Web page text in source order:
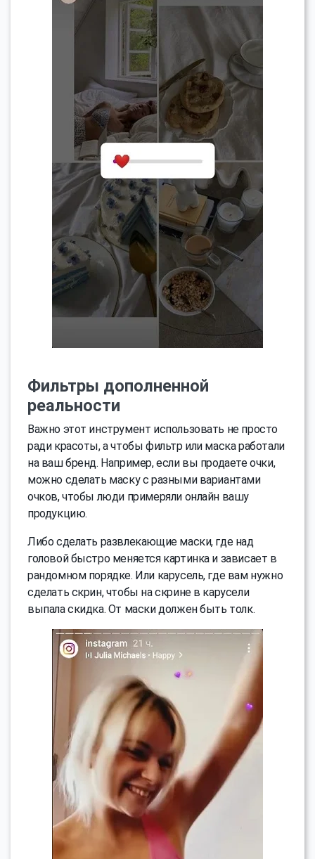
Фильтры дополненной
реальности
Важно этот инструмент использовать не просто
ради красоты, а чтобы фильтр или маска работали
на ваш бренд. Например, если вы продаете очки,
можно сделать маску с разными вариантами
очков, чтобы люди примеряли онлайн вашу
продукцию.
Либо сделать развлекающие маски, где над
головой быстро меняется картинка и зависает в
рандомном порядке. Или карусель, где вам нужно
сделать скрин, чтобы на скрине в карусели
выпала скидка. От маски должен быть толк.